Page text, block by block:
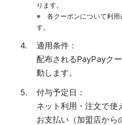
ります。
※ 各クーポンについて利用
す。
適用条件：
配布されるPayPayク
動します。
付与予定日：
ネット利用・注文で使
お支払い（加盟店から